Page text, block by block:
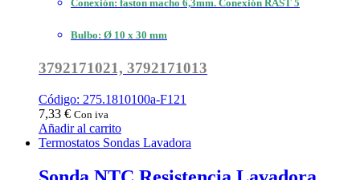
Conexión: faston macho 6,3mm. Conexión RAST 5
Bulbo: Ø 10 x 30 mm
3792171021, 3792171013
Código: 275.1810100a-F121
7,33 € Con iva
Añadir al carrito
Termostatos Sondas Lavadora